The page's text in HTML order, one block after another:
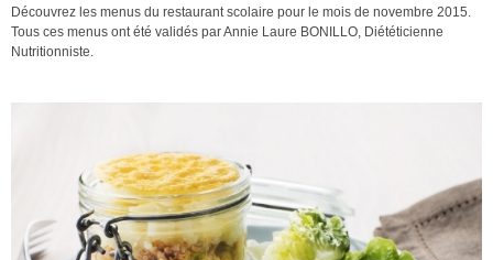
Découvrez les menus du restaurant scolaire pour le mois de novembre 2015.
Tous ces menus ont été validés par Annie Laure BONILLO, Diététicienne
Nutritionniste.